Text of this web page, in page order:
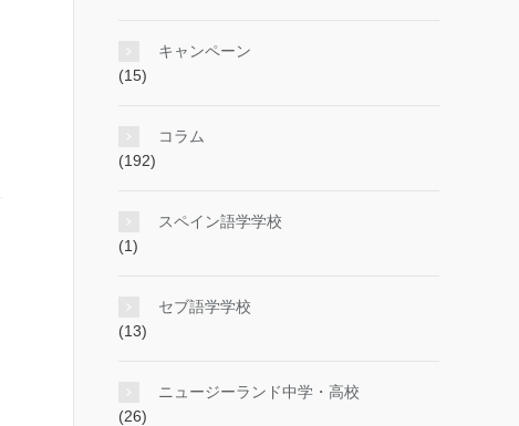
キャンペーン
(15)
コラム
(192)
スペイン語学学校
(1)
セブ語学学校
(13)
ニュージーランド中学・高校
(26)